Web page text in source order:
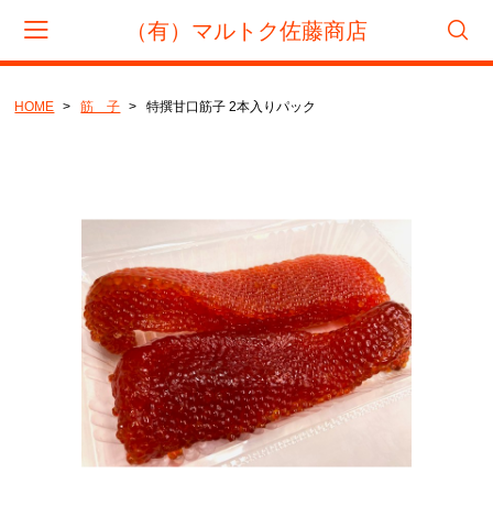
（有）マルトク佐藤商店
辛子明太子
1000円ぽっきり商品
HOME 筋 子 特撰甘口筋子 2本入りパック